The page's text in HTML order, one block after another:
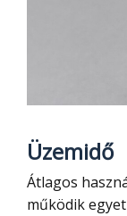
Üzemidő
Átlagos használat mellett közel két hétig is
működik